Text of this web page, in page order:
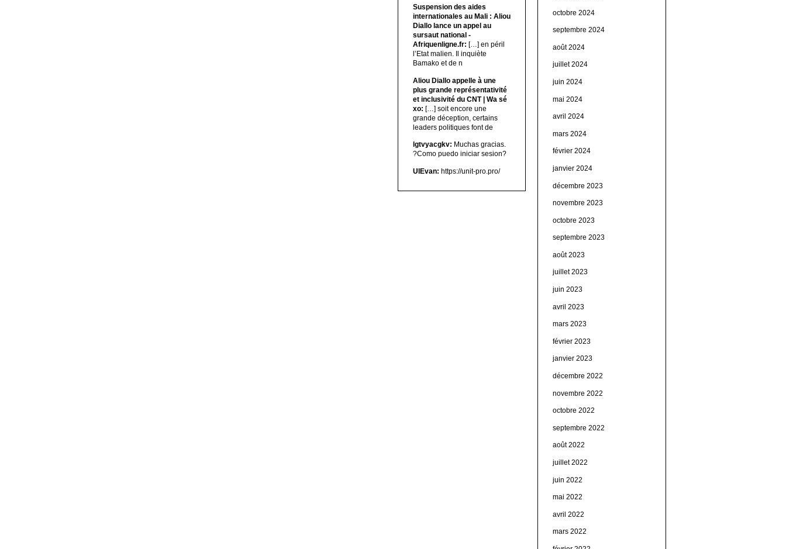
Suspension des aides
internationales au Mali : Aliou
Diallo lance un appel au
sursaut national -
Afriquenligne.fr: […] en péril
l’Etat malien. Il inquiète
Bamako et de n
Aliou Diallo appelle à une
plus grande représentativité
et inclusivité du CNT | Wa sé
xo: […] soit encore une
grande déception, certains
leaders politiques font de
lgtvyacgkv: Muchas gracias.
?Como puedo iniciar sesion?
UIEvan: https://unit-pro.pro/
octobre 2024
septembre 2024
août 2024
juillet 2024
juin 2024
mai 2024
avril 2024
mars 2024
février 2024
janvier 2024
décembre 2023
novembre 2023
octobre 2023
septembre 2023
août 2023
juillet 2023
juin 2023
avril 2023
mars 2023
février 2023
janvier 2023
décembre 2022
novembre 2022
octobre 2022
septembre 2022
août 2022
juillet 2022
juin 2022
mai 2022
avril 2022
mars 2022